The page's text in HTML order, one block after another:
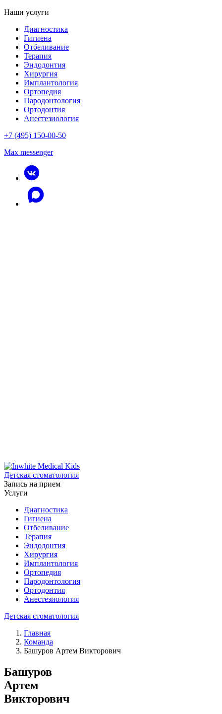
Наши услуги
Диагностика
Гигиена
Отбеливание
Терапия
Эндодонтия
Хирургия
Имплантология
Ортопедия
Пародонтология
Ортодонтия
Анестезиология
+7 (495) 150-00-50
Max messenger
Детская стоматология
Запись на прием
Услуги
Диагностика
Гигиена
Отбеливание
Терапия
Эндодонтия
Хирургия
Имплантология
Ортопедия
Пародонтология
Ортодонтия
Анестезиология
Детская стоматология
Главная
Команда
Башуров Артем Викторович
Башуров
Артем
Викторович